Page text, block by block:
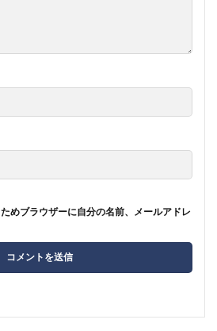
めブラウザーに自分の名前、メールアドレ